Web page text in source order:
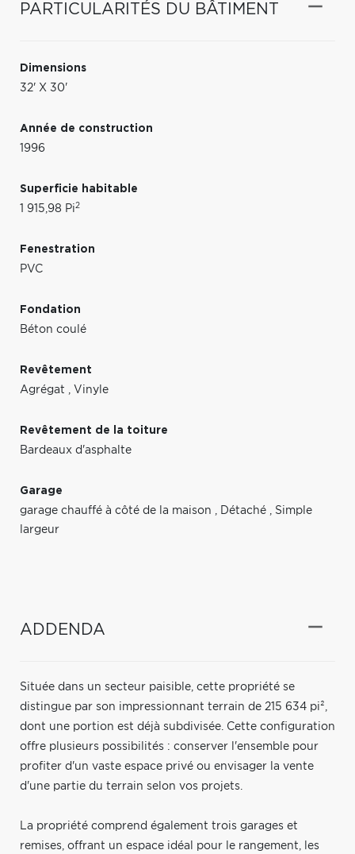
PARTICULARITÉS DU BÂTIMENT
Dimensions
32' X 30'
Année de construction
1996
Superficie habitable
1 915,98 Pi2
Fenestration
PVC
Fondation
Béton coulé
Revêtement
Agrégat , Vinyle
Revêtement de la toiture
Bardeaux d'asphalte
Garage
garage chauffé à côté de la maison , Détaché , Simple
largeur
ADDENDA
Située dans un secteur paisible, cette propriété se
distingue par son impressionnant terrain de 215 634 pi²,
dont une portion est déjà subdivisée. Cette configuration
offre plusieurs possibilités : conserver l'ensemble pour
profiter d'un vaste espace privé ou envisager la vente
d'une partie du terrain selon vos projets.
La propriété comprend également trois garages et
remises, offrant un espace idéal pour le rangement, les